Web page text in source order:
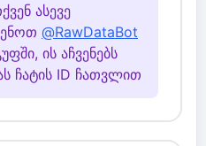
ასევე
@RawDataBot
ის აჩვენებს
ჩატის ID ჩათვლით